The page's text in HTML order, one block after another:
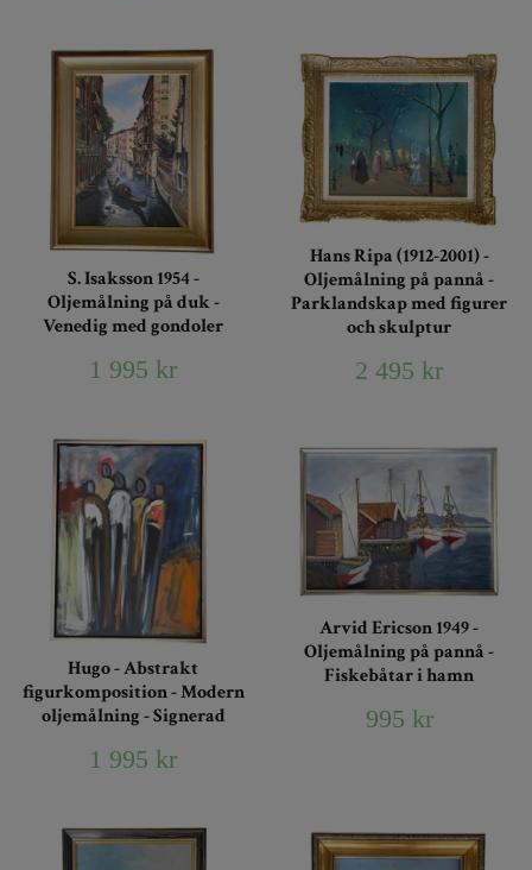
S. Isaksson 1954 -
Oljemålning på duk -
Venedig med gondoler
1 995 kr
Hans Ripa (1912-2001) -
Oljemålning på pannå -
Parklandskap med figurer
och skulptur
2 495 kr
Hugo - Abstrakt
figurkomposition - Modern
oljemålning - Signerad
1 995 kr
Arvid Ericson 1949 -
Oljemålning på pannå -
Fiskebåtar i hamn
995 kr